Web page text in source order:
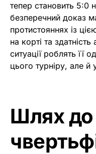
тепер становить 5:0
безперечний доказ
протистояннях із
на корті та
ситуації роблять її
цього турніру, але й
Шлях до